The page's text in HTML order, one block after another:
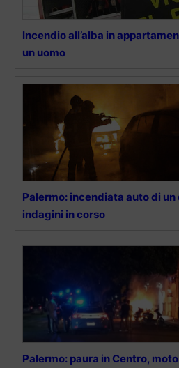
Incendio all’alba in
un uomo
Palermo: incendiata auto di
indagini in corso
Palermo: paura in Centro,